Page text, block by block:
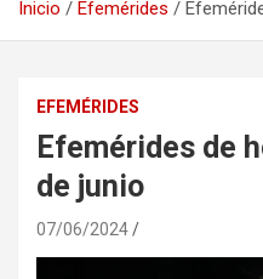
Inicio Efemérides
EFEMÉRIDES
Efemérides de
de junio
07/06/2024